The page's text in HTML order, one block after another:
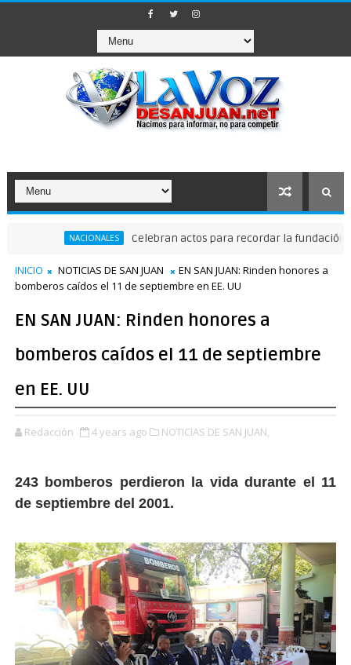
NACIONALES Celebran actos para recordar la fundación de
INICIO NOTICIAS DE SAN JUAN
EN SAN JUAN: Rinden honores a
bomberos caídos el 11 de septiembre en EE. UU
EN SAN JUAN: Rinden honores a
bomberos caídos el 11 de septiembre
en EE. UU
Redacción 4 years ago NOTICIAS DE SAN JUAN,
243 bomberos perdieron la vida durante el 11
de septiembre del 2001.